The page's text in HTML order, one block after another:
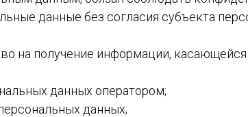
данные без согласия субъекта
на получение информации,
данных оператором;
данных;